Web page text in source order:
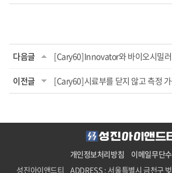
다음글 [Cary60]Innovator와 바이오시밀
이전글 [Cary60]시료부를 닫지 않고 측정
개인정보처리방침
이메일무단
성진아이앤드티 ADDRESS : 서울특별시 금천구